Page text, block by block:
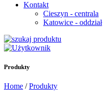
Kontakt
Cieszyn - centrala
Katowice - oddział
Produkty
Home /Produkty